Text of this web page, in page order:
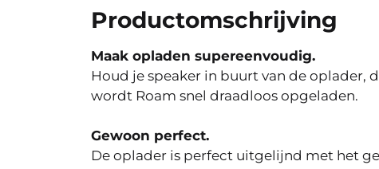
Productomschrijving
Maak opladen supereenvoudig.
Houd je speaker in buurt van de oplader,
wordt Roam snel draadloos opgeladen.
Gewoon perfect.
De oplader is perfect uitgelijnd met het